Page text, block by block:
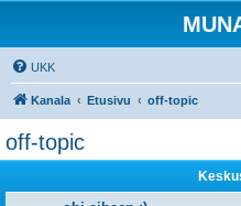
UKK
Kanala Etusivu off-topic
off-topic